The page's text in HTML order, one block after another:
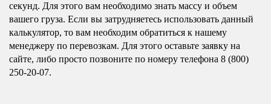
секунд. Для этого вам необходимо знать массу и объем
вашего груза. Если вы затрудняетесь использовать данный
калькулятор, то вам необходим обратиться к нашему
менеджеру по перевозкам. Для этого оставьте заявку на
сайте, либо просто позвоните по номеру телефона 8 (800)
250-20-07.